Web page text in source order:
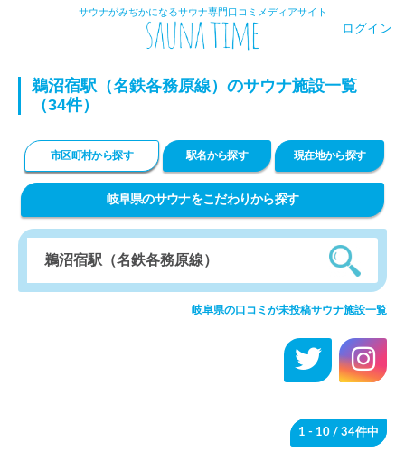
サウナがみぢかになるサウナ専門口コミメディアサイト
ログイン
鵜沼宿駅（名鉄各務原線）のサウナ施設一覧
（34件）
市区町村から探す 駅名から探す 現在地から探す
岐阜県のサウナをこだわりから探す
岐阜県の口コミが未投稿サウナ施設一覧
1 - 10 / 34件中